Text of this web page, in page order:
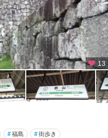
13
#福島 #街歩き